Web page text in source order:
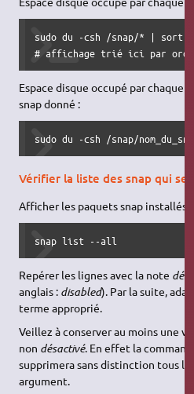
sudo du -csh /snap/* | sort -
# affichage trié ici par ordre
Espace disque occupé par chaque
snap donné :
sudo du -csh /snap/
Vérifier la liste des snap qui
Afficher les paquets snap installés,
snap list --all
Repérer les lignes avec la note
anglais : disabled). Par la suite,
terme approprié.
Veillez à conserver au moins une
non désactivé. En effet la
supprimera sans distinction tous
argument.